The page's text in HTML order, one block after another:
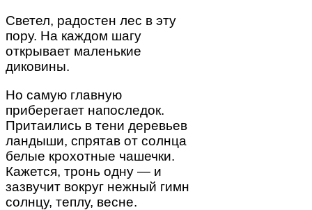
Светел, радостен лес в эту
пору. На каждом шагу
открывает маленькие
диковины.
Но самую главную
приберегает напоследок.
Притаились в тени деревьев
ландыши, спрятав от солнца
белые крохотные чашечки.
Кажется, тронь одну — и
зазвучит вокруг нежный гимн
солнцу, теплу, весне.